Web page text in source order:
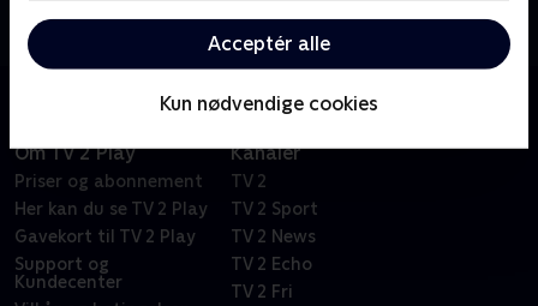
Acceptér alle
Kun nødvendige cookies
Se 19.30-nyhederne fra TV MIDTVEST.
Om TV 2 Play
Priser og abonnement
Her kan du se TV 2 Play
Gavekort til TV 2 Play
Support og
Kundecenter
Kanaler
TV 2
TV 2 Sport
TV 2 News
TV 2 Echo
TV 2 Fri